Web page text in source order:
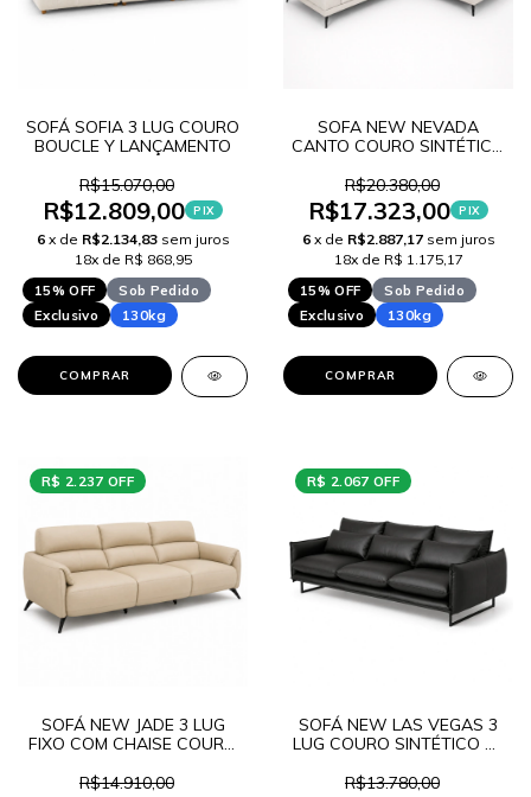
SOFÁ SOFIA 3 LUG COURO
BOUCLE Y LANÇAMENTO
R$15.070,00
R$12.809,00 PIX
6 x de R$2.134,83 sem juros
18x de R$ 868,95
15% OFF
Sob Pedido
Exclusivo
130kg
COMPRAR
SOFA NEW NEVADA
CANTO COURO SINTÉTICO
R$20.380,00
R$17.323,00 PIX
6 x de R$2.887,17 sem juros
18x de R$ 1.175,17
15% OFF
Sob Pedido
Exclusivo
130kg
COMPRAR
R$ 2.237 OFF
SOFÁ NEW JADE 3 LUG
FIXO COM CHAISE COURO
LANÇAMENTO
R$14.910,00
R$ 2.067 OFF
SOFÁ NEW LAS VEGAS 3
LUG COURO SINTÉTICO W
R$13.780,00